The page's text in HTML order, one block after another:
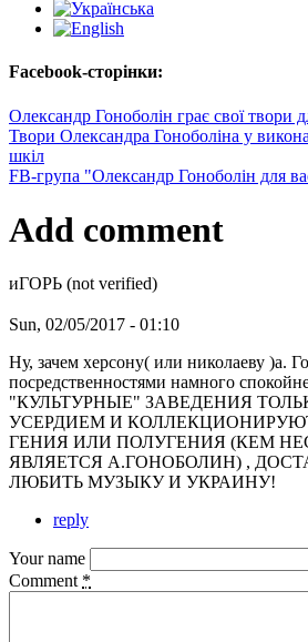
Facebook-сторінки:
Олександр Гоноболін грає свої
Твори Олександра Гоноболіна у
шкіл
FB-група "Олександр Гоноболін для
Add comment
иГОРЬ (not verified)
Sun, 02/05/2017 - 01:10
Ну, зачем херсону( или николаеву )а.
посредственностями намного
"КУЛЬТУРНЫЕ" ЗАВЕДЕНИЯ
УСЕРДИЕМ И
ГЕНИЯ ИЛИ ПОЛУГЕНИЯ (КЕМ
ЯВЛЯЕТСЯ А.ГОНОБОЛИН) ,
ЛЮБИТЬ МУЗЫКУ И УКРАИНУ!
reply
Your name
Comment *